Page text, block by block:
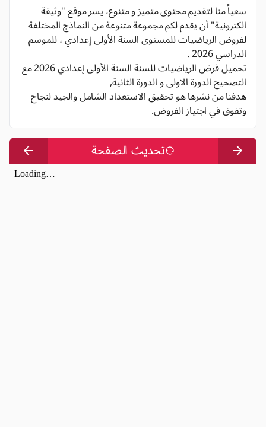
سعياً منا لتقديم محتوى متميز و متنوع، يسر موقع "وثيقة
الكترونية" أن يقدم لكم مجموعة متنوعة من النماذج المختلفة
لفروض الرياضيات للمستوى السنة الأولى إعدادي ، للموسم
الدراسي 2026 .
تحميل فرض الرياضيات للسنة السنة الأولى إعدادي 2026 مع
التصحيح الدورة الاولى و الدورة الثانية,
هدفنا من نشرها هو تحقيق الاستعداد الشامل والجيد لنجاح
وتفوق في اجتياز الفروض.
تحديث الصفحة